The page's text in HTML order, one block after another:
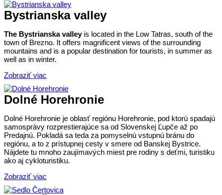
Bystrianska valley
The Bystrianska valleyis located in the Low Tatras, south of the
town of Brezno. It offers magnificent views of the surrounding
mountains and is a popular destination for tourists, in summer as
well as in winter.
Zobraziť viac
Dolné Horehronie
Dolné Horehronie je oblasť regiónu Horehronie, pod ktorú spadajú
samosprávy rozprestierajúce sa od Slovenskej Ľupče až po
Predajnú. Pokladá sa teda za pomyselnú vstupnú bránu do
regiónu, a to z prístupnej cesty v smere od Banskej Bystrice.
Nájdete tu mnoho zaujímavých miest pre rodiny s deťmi, turistiku
ako aj cykloturistiku.
Zobraziť viac